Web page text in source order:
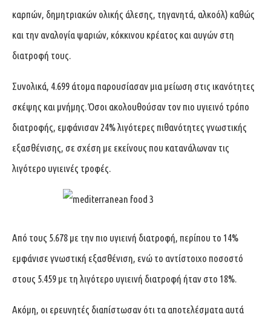
καρπών, δημητριακών ολικής άλεσης, τηγανητά, αλκοόλ) καθώς
και την αναλογία ψαριών, κόκκινου κρέατος και αυγών στη
διατροφή τους.
Συνολικά, 4.699 άτομα παρουσίασαν μια μείωση στις ικανότητες
σκέψης και μνήμης. Όσοι ακολουθούσαν τον πιο υγιεινό τρόπο
διατροφής, εμφάνισαν 24% λιγότερες πιθανότητες γνωστικής
εξασθένισης, σε σχέση με εκείνους που κατανάλωναν τις
λιγότερο υγιεινές τροφές.
Από τους 5.678 με την πιο υγιεινή διατροφή, περίπου το 14%
εμφάνισε γνωστική εξασθένιση, ενώ το αντίστοιχο ποσοστό
στους 5.459 με τη λιγότερο υγιεινή διατροφή ήταν στο 18%.
Ακόμη, οι ερευνητές διαπίστωσαν ότι τα αποτελέσματα αυτά